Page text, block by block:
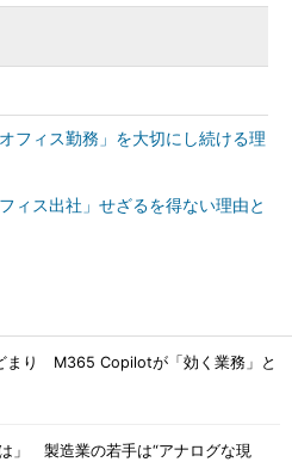
フィス勤務」を大切にし続ける理
ィス出社」せざるを得ない理由と
まり M365 Copilotが「効く業務」と
は」 製造業の若手は“アナログな現